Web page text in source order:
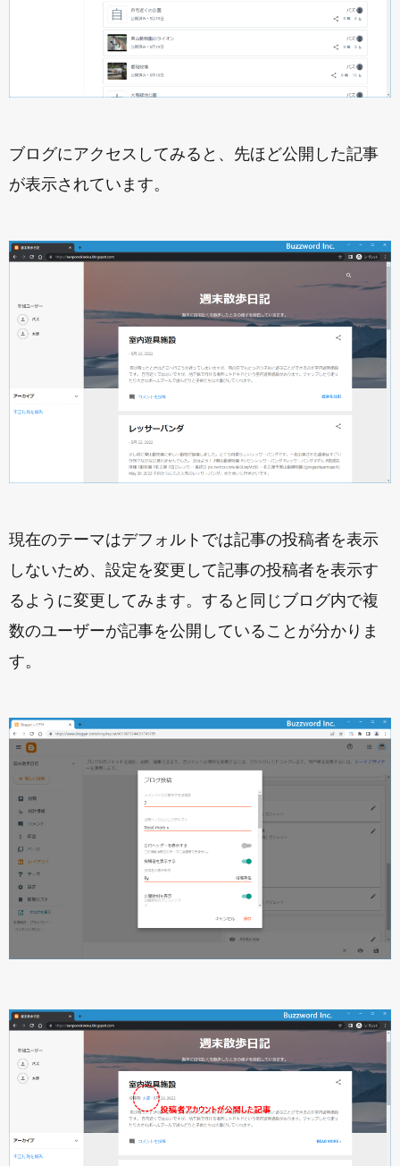
ブログにアクセスしてみると、先ほど公開した記事
が表示されています。
現在のテーマはデフォルトでは記事の投稿者を表示
しないため、設定を変更して記事の投稿者を表示す
るように変更してみます。すると同じブログ内で複
数のユーザーが記事を公開していることが分かりま
す。